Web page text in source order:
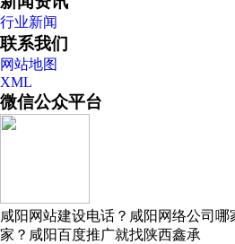
行业新闻
联系我们
网站地图
XML
微信公众平台
咸阳网站建设电话？咸阳网络公司
家？咸阳百度推广就找陕西鑫承